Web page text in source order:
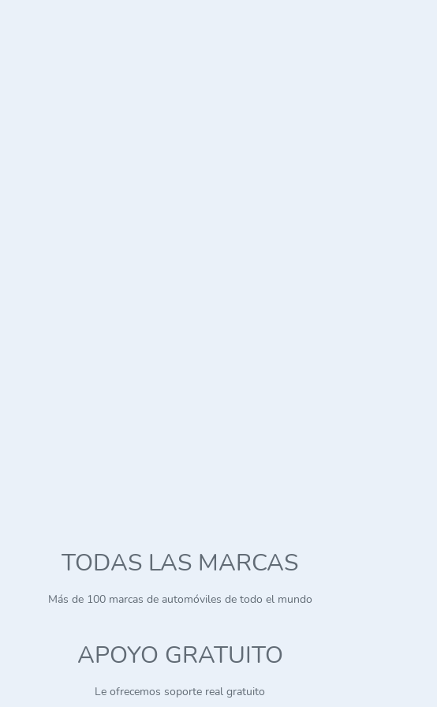
TODAS LAS MARCAS
Más de 100 marcas de automóviles de todo el mundo
APOYO GRATUITO
Le ofrecemos soporte real gratuito